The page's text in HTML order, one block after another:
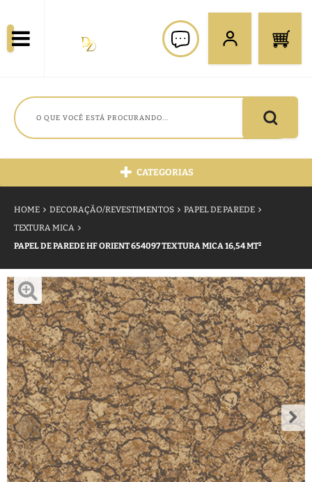
CATEGORIAS
HOME DECORAÇÃO/REVESTIMENTOS
PAPEL DE PAREDE
TEXTURA MICA
PAPEL DE PAREDE HF ORIENT 654097 TEXTURA MICA 16,54 MT²